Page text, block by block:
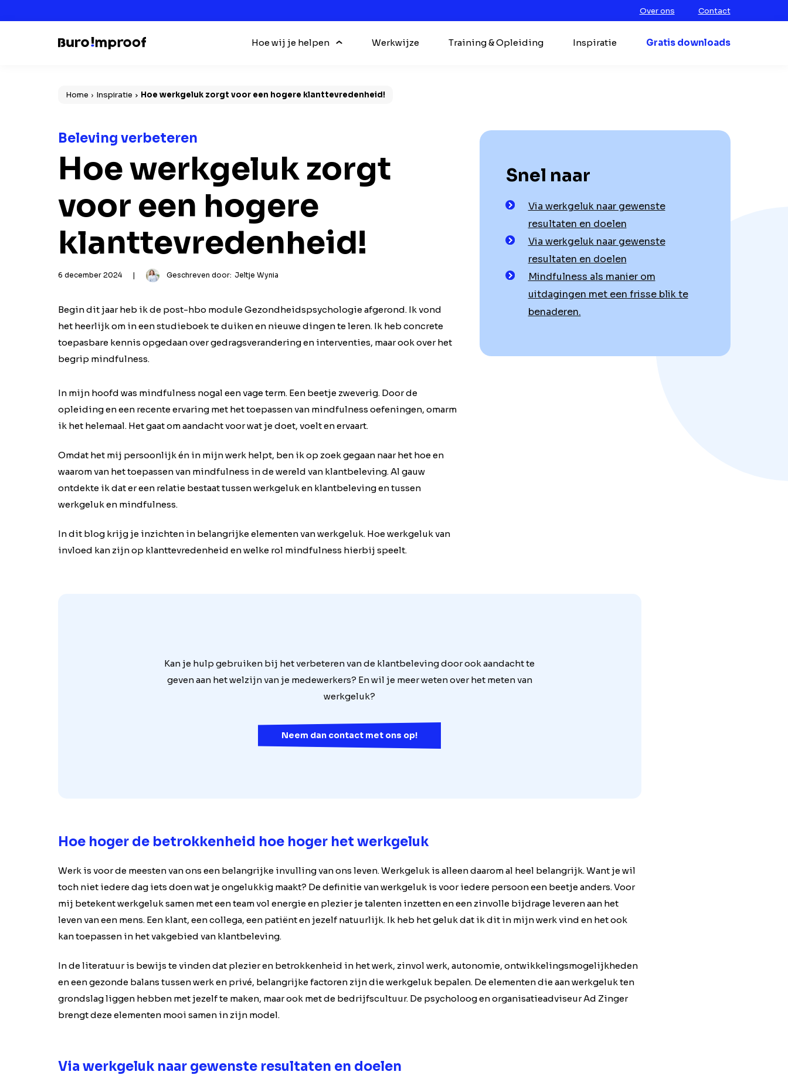
Over ons Contact
Hoe wij je helpen Werkwijze Training & Opleiding Inspiratie Gratis downloads
Home Inspiratie Hoe werkgeluk zorgt voor een hogere klanttevredenheid!
Beleving verbeteren
Hoe werkgeluk zorgt
voor een hogere
klanttevredenheid!
6 december 2024 | Geschreven door: Jeltje Wynia
Begin dit jaar heb ik de post-hbo module Gezondheidspsychologie afgerond. Ik vond
het heerlijk om in een studieboek te duiken en nieuwe dingen te leren. Ik heb concrete
toepasbare kennis opgedaan over gedragsverandering en interventies, maar ook over het
begrip mindfulness.
In mijn hoofd was mindfulness nogal een vage term. Een beetje zweverig. Door de
opleiding en een recente ervaring met het toepassen van mindfulness oefeningen, omarm
ik het helemaal. Het gaat om aandacht voor wat je doet, voelt en ervaart.
Omdat het mij persoonlijk én in mijn werk helpt, ben ik op zoek gegaan naar het hoe en
waarom van het toepassen van mindfulness in de wereld van klantbeleving. Al gauw
ontdekte ik dat er een relatie bestaat tussen werkgeluk en klantbeleving en tussen
werkgeluk en mindfulness.
In dit blog krijg je inzichten in belangrijke elementen van werkgeluk. Hoe werkgeluk van
invloed kan zijn op klanttevredenheid en welke rol mindfulness hierbij speelt.
Snel naar
Via werkgeluk naar gewenste
resultaten en doelen
Via werkgeluk naar gewenste
resultaten en doelen
Mindfulness als manier om
uitdagingen met een frisse blik te
benaderen.
Kan je hulp gebruiken bij het verbeteren van de klantbeleving door ook aandacht te
geven aan het welzijn van je medewerkers? En wil je meer weten over het meten van
werkgeluk?
Neem dan contact met ons op!
Hoe hoger de betrokkenheid hoe hoger het werkgeluk
Werk is voor de meesten van ons een belangrijke invulling van ons leven. Werkgeluk is alleen daarom al heel belangrijk. Want je wil
toch niet iedere dag iets doen wat je ongelukkig maakt? De definitie van werkgeluk is voor iedere persoon een beetje anders. Voor
mij betekent werkgeluk samen met een team vol energie en plezier je talenten inzetten en een zinvolle bijdrage leveren aan het
leven van een mens. Een klant, een collega, een patiënt en jezelf natuurlijk. Ik heb het geluk dat ik dit in mijn werk vind en het ook
kan toepassen in het vakgebied van klantbeleving.
In de literatuur is bewijs te vinden dat plezier en betrokkenheid in het werk, zinvol werk, autonomie, ontwikkelingsmogelijkheden
en een gezonde balans tussen werk en privé, belangrijke factoren zijn die werkgeluk bepalen. De elementen die aan werkgeluk ten
grondslag liggen hebben met jezelf te maken, maar ook met de bedrijfscultuur. De psycholoog en organisatieadviseur Ad Zinger
brengt deze elementen mooi samen in zijn model.
Via werkgeluk naar gewenste resultaten en doelen